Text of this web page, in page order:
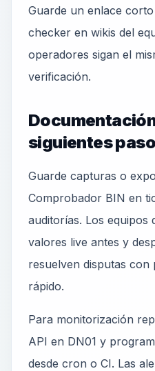
Guarde un enlace
checker en wikis del
operadores sigan el
verificación.
siguientes
Guarde capturas o
Comprobador BIN en
auditorías. Los equipos
valores live antes y
resuelven disputas con
rápido.
Para monitorización
API en DN01 y
desde cron o CI. Las